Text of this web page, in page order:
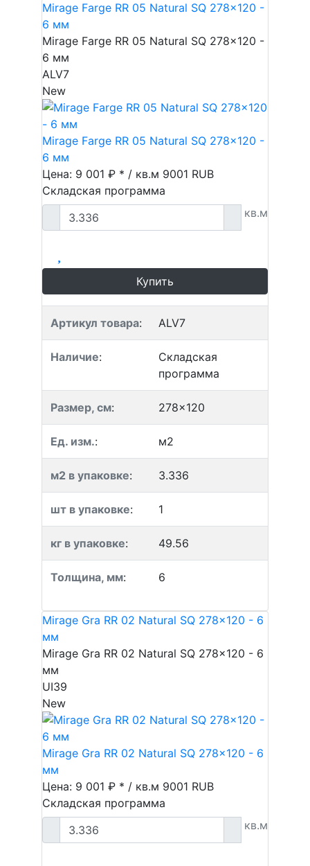
Mirage Farge RR 05 Natural SQ 278x120 -
6 мм
Mirage Farge RR 05 Natural SQ 278x120 -
6 мм
ALV7
New
Mirage Farge RR 05 Natural SQ 278x120 -
6 мм
Цена: 9 001 ₽ * / кв.м 9001 RUB
Складская программа
кв.м
Купить
Артикул товара: ALV7
Наличие:
Складская
программа
Размер, см: 278x120
Ед. изм.: м2
м2 в упаковке: 3.336
шт в упаковке: 1
кг в упаковке: 49.56
Толщина, мм: 6
Mirage Gra RR 02 Natural SQ 278x120 - 6
мм
Mirage Gra RR 02 Natural SQ 278x120 - 6
мм
UI39
New
Mirage Gra RR 02 Natural SQ 278x120 - 6
мм
Цена: 9 001 ₽ * / кв.м 9001 RUB
Складская программа
кв.м